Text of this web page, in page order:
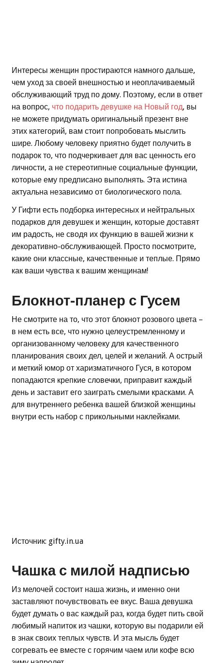
Интересы женщин простираются намного дальше,
чем уход за своей внешностью и неоплачиваемый
обслуживающий труд по дому. Поэтому, если в ответ
на вопрос, что подарить девушке на Новый год, вы
не можете придумать оригинальный презент вне
этих категорий, вам стоит попробовать мыслить
шире. Любому человеку приятно будет получить в
подарок то, что подчеркивает для вас ценность его
личности, а не стереотипные социальные функции,
которые ему предписано выполнять. Эта истина
актуальна независимо от биологического пола.
У Гифти есть подборка интересных и нейтральных
подарков для девушек и женщин, которые доставят
им радость, не сводя их функцию в вашей жизни к
декоративно-обслуживающей. Просто посмотрите,
какие они классные, качественные и теплые. Прямо
как ваши чувства к вашим женщинам!
Блокнот-планер с Гусем
Не смотрите на то, что этот блокнот розового цвета –
в нем есть все, что нужно целеустремленному и
организованному человеку для качественного
планирования своих дел, целей и желаний. А острый
и меткий юмор от харизматичного Гуся, в котором
попадаются крепкие словечки, приправит каждый
день и заставит его заиграть смелыми красками. А
для внутреннего ребенка вашей близкой женщины
внутри есть набор с прикольными наклейками.
Источник: gifty.in.ua
Чашка с милой надписью
Из мелочей состоит наша жизнь, и именно они
заставляют почувствовать ее вкус. Ваша девушка
будет думать о вас каждый раз, когда будет пить свой
любимый напиток из чашки, которую вы подарили ей
в знак своих теплых чувств. И эта мысль будет
согревать ее вместе с горячим чаем или кофе всю